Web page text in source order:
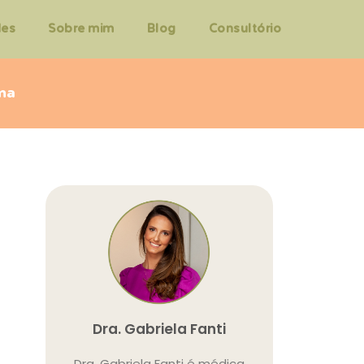
Sobre mim Blog Consultório
Dra. Gabriela Fanti